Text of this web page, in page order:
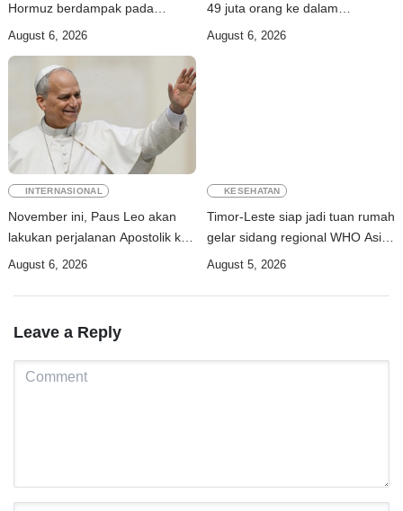
Hormuz berdampak pada
perdagangan energi, pupuk, dan
August 6, 2026
49 juta orang ke dalam
kerawanan pangan akut
August 6, 2026
INTERNASIONAL
November ini, Paus Leo akan
lakukan perjalanan Apostolik ke
Uruguay, Argentina, dan Peru
August 6, 2026
KESEHATAN
Timor-Leste siap jadi tuan rumah
gelar sidang regional WHO Asia
August 5, 2026
Leave a Reply